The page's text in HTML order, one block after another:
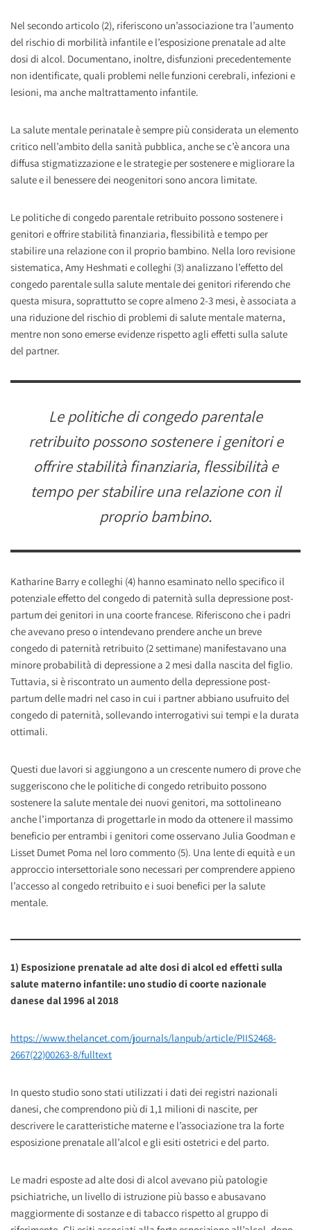
Nel secondo articolo (2), riferiscono un’associazione tra l’aumento
del rischio di morbilità infantile e l’esposizione prenatale ad alte
dosi di alcol. Documentano, inoltre, disfunzioni precedentemente
non identificate, quali problemi nelle funzioni cerebrali, infezioni e
lesioni, ma anche maltrattamento infantile.
La salute mentale perinatale è sempre più considerata un elemento
critico nell’ambito della sanità pubblica, anche se c’è ancora una
diffusa stigmatizzazione e le strategie per sostenere e migliorare la
salute e il benessere dei neogenitori sono ancora limitate.
Le politiche di congedo parentale retribuito possono sostenere i
genitori e offrire stabilità finanziaria, flessibilità e tempo per
stabilire una relazione con il proprio bambino. Nella loro revisione
sistematica, Amy Heshmati e colleghi (3) analizzano l’effetto del
congedo parentale sulla salute mentale dei genitori riferendo che
questa misura, soprattutto se copre almeno 2-3 mesi, è associata a
una riduzione del rischio di problemi di salute mentale materna,
mentre non sono emerse evidenze rispetto agli effetti sulla salute
del partner.
Le politiche di congedo parentale
retribuito possono sostenere i genitori e
offrire stabilità finanziaria, flessibilità e
tempo per stabilire una relazione con il
proprio bambino.
Katharine Barry e colleghi (4) hanno esaminato nello specifico il
potenziale effetto del congedo di paternità sulla depressione post-
partum dei genitori in una coorte francese. Riferiscono che i padri
che avevano preso o intendevano prendere anche un breve
congedo di paternità retribuito (2 settimane) manifestavano una
minore probabilità di depressione a 2 mesi dalla nascita del figlio.
Tuttavia, si è riscontrato un aumento della depressione post-
partum delle madri nel caso in cui i partner abbiano usufruito del
congedo di paternità, sollevando interrogativi sui tempi e la durata
ottimali.
Questi due lavori si aggiungono a un crescente numero di prove che
suggeriscono che le politiche di congedo retribuito possono
sostenere la salute mentale dei nuovi genitori, ma sottolineano
anche l’importanza di progettarle in modo da ottenere il massimo
beneficio per entrambi i genitori come osservano Julia Goodman e
Lisset Dumet Poma nel loro commento (5). Una lente di equità e un
approccio intersettoriale sono necessari per comprendere appieno
l’accesso al congedo retribuito e i suoi benefici per la salute
mentale.
1) Esposizione prenatale ad alte dosi di alcol ed effetti sulla
salute materno infantile: uno studio di coorte nazionale
danese dal 1996 al 2018
https://www.thelancet.com/journals/lanpub/article/PIIS2468-
2667(22)00263-8/fulltext
In questo studio sono stati utilizzati i dati dei registri nazionali
danesi, che comprendono più di 1,1 milioni di nascite, per
descrivere le caratteristiche materne e l’associazione tra la forte
esposizione prenatale all’alcol e gli esiti ostetrici e del parto.
Le madri esposte ad alte dosi di alcol avevano più patologie
psichiatriche, un livello di istruzione più basso e abusavano
maggiormente di sostanze e di tabacco rispetto al gruppo di